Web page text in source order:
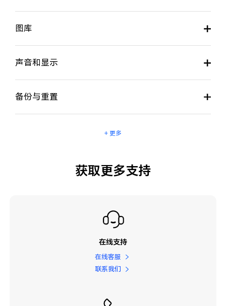
图库
声音和显示
备份与重置
+ 更多
获取更多支持
在线支持
在线客服
联系我们